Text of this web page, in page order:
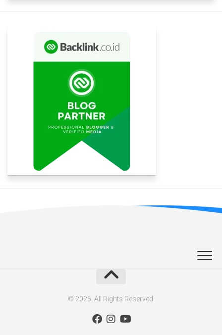
© 2026. All Rights Reserved.